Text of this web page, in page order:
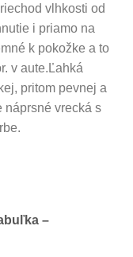
vlhkosti od
i priamo na
k pokožke a to
v aute.Ľahká
pritom pevnej a
náprsné vrecká s
–